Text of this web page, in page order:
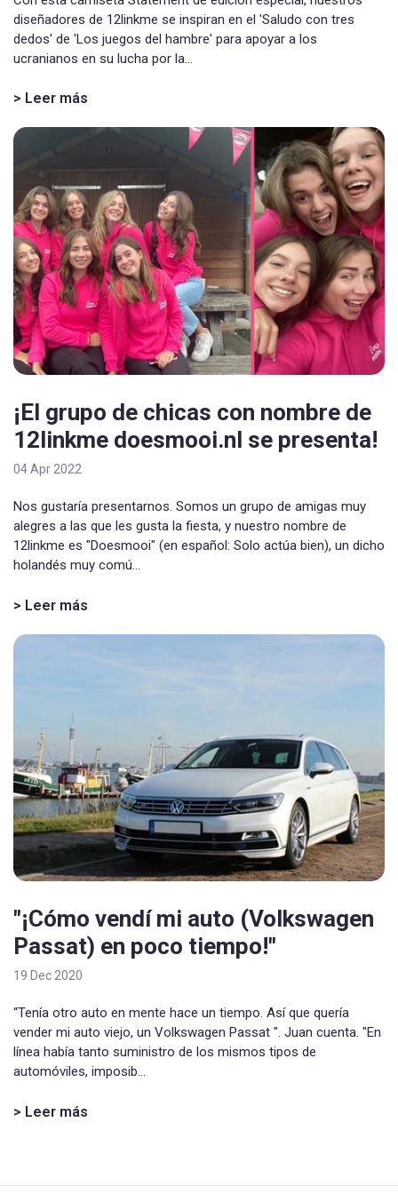
diseñadores de 12linkme se inspiran en el 'Saludo con tres
dedos' de 'Los juegos del hambre' para apoyar a los
ucranianos en su lucha por la...
> Leer más
¡El grupo de chicas con nombre de
12linkme doesmooi.nl se presenta!
04 Apr 2022
Nos gustaría presentarnos. Somos un grupo de amigas muy
alegres a las que les gusta la fiesta, y nuestro nombre de
12linkme es "Doesmooi" (en español: Solo actúa bien), un dicho
holandés muy comú...
> Leer más
"¡Cómo vendí mi auto (Volkswagen
Passat) en poco tiempo!"
19 Dec 2020
“Tenía otro auto en mente hace un tiempo. Así que quería
vender mi auto viejo, un Volkswagen Passat ". Juan cuenta. "En
línea había tanto suministro de los mismos tipos de
automóviles, imposib...
> Leer más